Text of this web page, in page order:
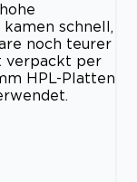
schnell,
noch teurer
verpackt per
HPL-Platten